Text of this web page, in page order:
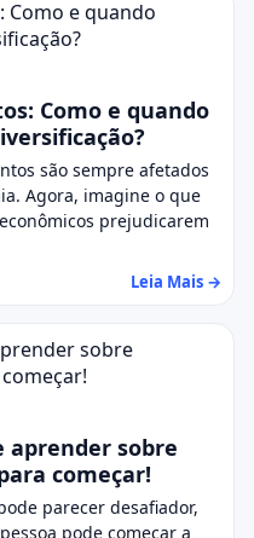
Como e quando
são sempre afetados
Agora, imagine o que
prejudicarem
Leia Mais →
aprender sobre
começar!
parecer desafiador,
pode começar a